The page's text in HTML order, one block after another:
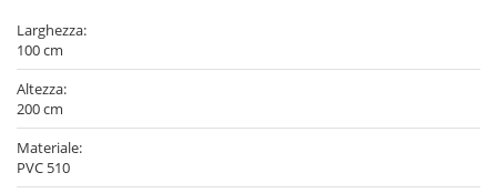
Larghezza:
100 cm
Altezza:
200 cm
Materiale:
PVC 510